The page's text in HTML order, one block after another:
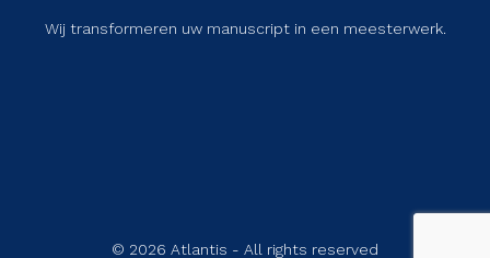
Wij transformeren uw manuscript in een meesterwerk.
© 2026 Atlantis - All rights reserved